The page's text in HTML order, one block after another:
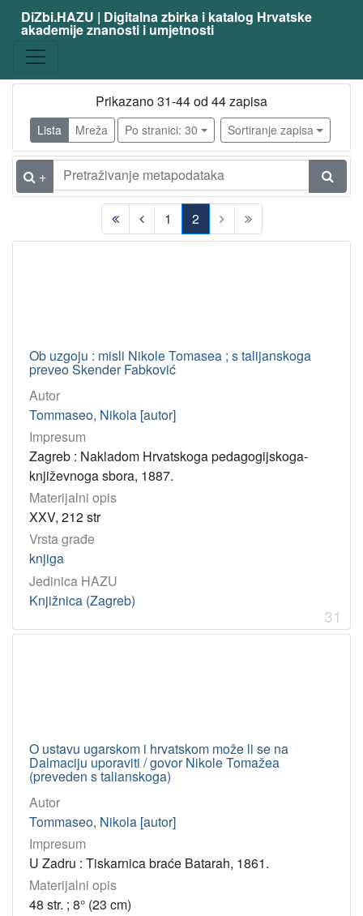
DiZbi.HAZU | Digitalna zbirka i katalog Hrvatske
akademije znanosti i umjetnosti
Prikazano 31-44 od 44 zapisa
Lista Mreža Po stranici: 30 Sortiranje zapisa
+
1
2
(current)
Ob uzgoju : misli Nikole Tomasea ; s talijanskoga
preveo Skender Fabković
Autor
Tommaseo, Nikola [autor]
Impresum
Zagreb : Nakladom Hrvatskoga pedagogijskoga-
književnoga sbora, 1887.
Materijalni opis
XXV, 212 str
Vrsta građe
knjiga
Jedinica HAZU
Knjižnica (Zagreb)
31
O ustavu ugarskom i hrvatskom može li se na
Dalmaciju uporaviti / govor Nikole Tomažea
(preveden s talianskoga)
Autor
Tommaseo, Nikola [autor]
Impresum
U Zadru : Tiskarnica braće Batarah, 1861.
Materijalni opis
48 str. ; 8° (23 cm)